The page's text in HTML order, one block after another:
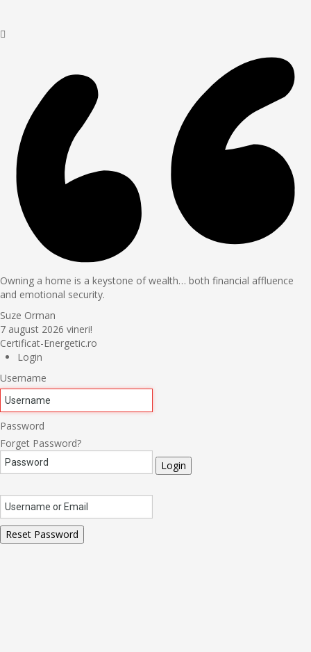
Owning a home is a keystone of wealth… both financial affluence
and emotional security.
Suze Orman
7 august 2026 vineri!
Certificat-Energetic.ro
Login
Username
Password
Forget Password?
Login
Reset Password